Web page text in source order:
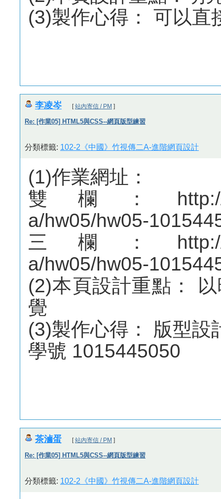
(3)製作心得： 可以直
李凌岑 [站內寄信 / PM ]
Re: [作業05] HTML5與CSS--網頁版型練習
分類標籤: 102-2《中國》竹視傳二A-進階網頁設計
(1)作業網址：
雙欄：http://
a/hw05/hw05-
三欄：http://
a/hw05/hw05-
(2)本頁設計重點：
覺
(3)製作心得： 版型設
學號 1015445050
茶滷蛋 [站內寄信 / PM ]
Re: [作業05] HTML5與CSS--網頁版型練習
分類標籤: 102-2《中國》竹視傳二A-進階網頁設計